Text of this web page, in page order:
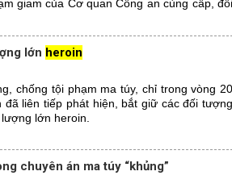
giam của Cơ quan Công an cùng cấp, đối
lớn heroin
chống tội phạm ma túy, chỉ trong vòng 20
liên tiếp phát hiện, bắt giữ các đối tượng
lớn heroin.
chuyên án ma túy “khủng”